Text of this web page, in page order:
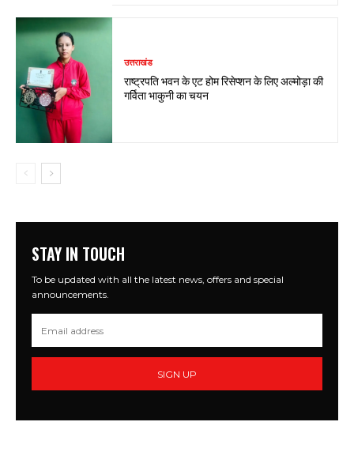
उत्तराखंड
राष्ट्रपति भवन के एट होम रिसेप्शन के लिए अल्मोड़ा की
गर्विता भाकुनी का चयन
STAY IN TOUCH
To be updated with all the latest news, offers and special
announcements.
SIGN UP